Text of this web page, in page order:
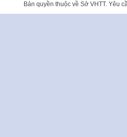
Bản quyền thuộc về Sở VHTT. Yêu